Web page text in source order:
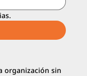
organización sin